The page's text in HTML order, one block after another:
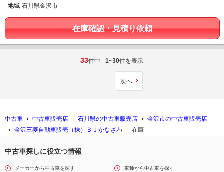
地域 石川県金沢市
在庫確認・見積り依頼
33件中 1~30件を表示
次へ
中古車 中古車販売店 石川県の中古車販売店
金沢市の中古車販売店
金沢三菱自動車販売（株）ＢＪかなざわ
在庫
中古車探しに役立つ情報
メーカーから中古車を探す 車種から中古車を探す